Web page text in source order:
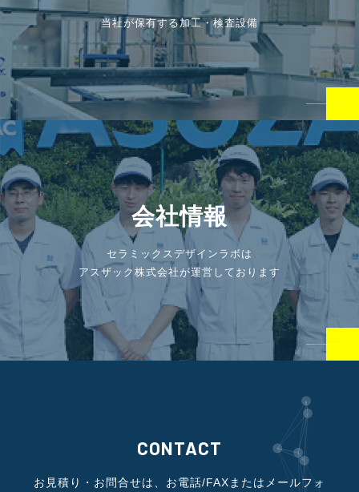
当社が保有する加工・検査設備
会社情報
セラミックスデザインラボは
アスザック株式会社が運営しております
CONTACT
お見積り・お問合せは、お電話/FAXまたはメールフォ